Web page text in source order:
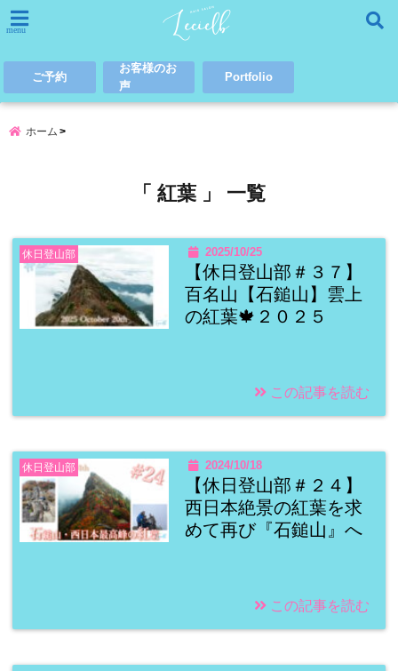
menu
ご予約
お客様のお
声
Portfolio
ホーム
「 紅葉 」 一覧
休日登山部 2025/10/25
【休日登山部＃３７】
百名山【石鎚山】雲上
の紅葉🍁２０２５
この記事を読む
休日登山部 2024/10/18
【休日登山部＃２４】
西日本絶景の紅葉を求
めて再び『石鎚山』へ
この記事を読む